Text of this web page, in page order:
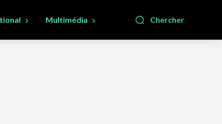
Chercher
Multimédia